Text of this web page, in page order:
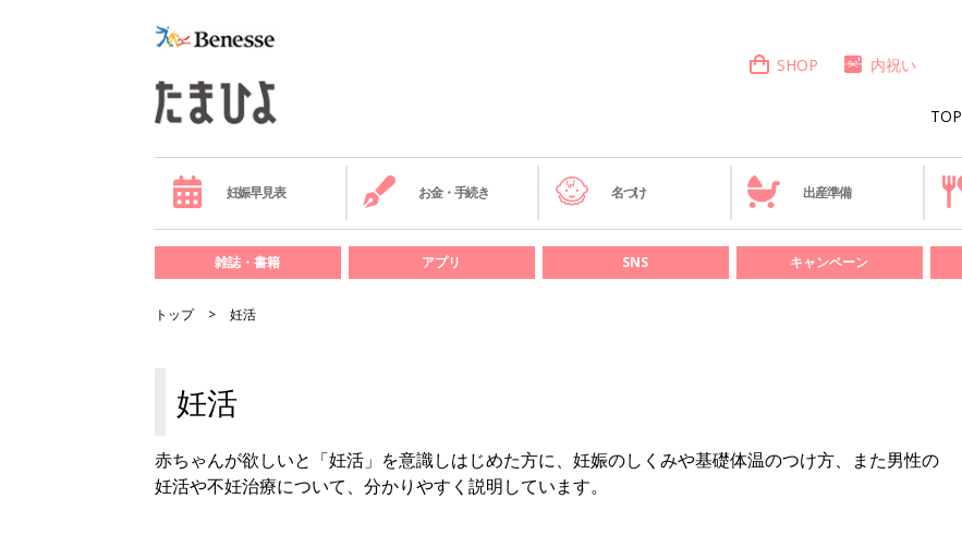
TOP
SHOP 内祝い
妊娠早見表 お金・手続き 名づけ 出産準備
雑誌・書籍 アプリ SNS キャンペーン
トップ 妊活
妊活
赤ちゃんが欲しいと「妊活」を意識しはじめた方に、妊娠のしくみや基礎体温のつけ方、また男性の
妊活や不妊治療について、分かりやすく説明しています。